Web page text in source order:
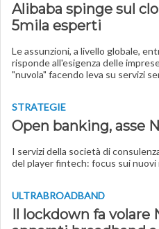
Alibaba spinge sul
5mila esperti
Le assunzioni, a livello globale,
risponde all'esigenza delle
"nuvola" facendo leva su servizi
STRATEGIE
Open banking, asse
I servizi della società di
del player fintech: focus sui nuovi
ULTRABROADBAND
Il lockdown fa volare